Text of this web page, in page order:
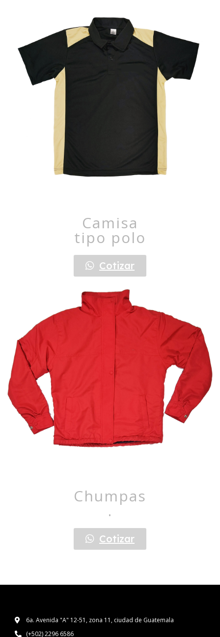
Camisa
tipo polo
Cotizar
Chumpas
.
Cotizar
6a. Avenida "A" 12-51, zona 11, ciudad de Guatemala
(+502) 2296 6586